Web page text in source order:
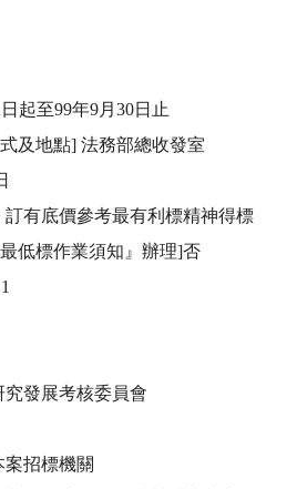
起至99年9月30日止
及地點] 法務部總收發室
有底價參考最有利標精神得標
低標作業須知』辦理]否
發展考核委員會
招標機關